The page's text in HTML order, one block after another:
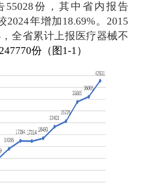
55028份，其中省内报告
2024年增加 18.69%。 2015
全省累计上报医疗器械不
247770份 （图 1-1）